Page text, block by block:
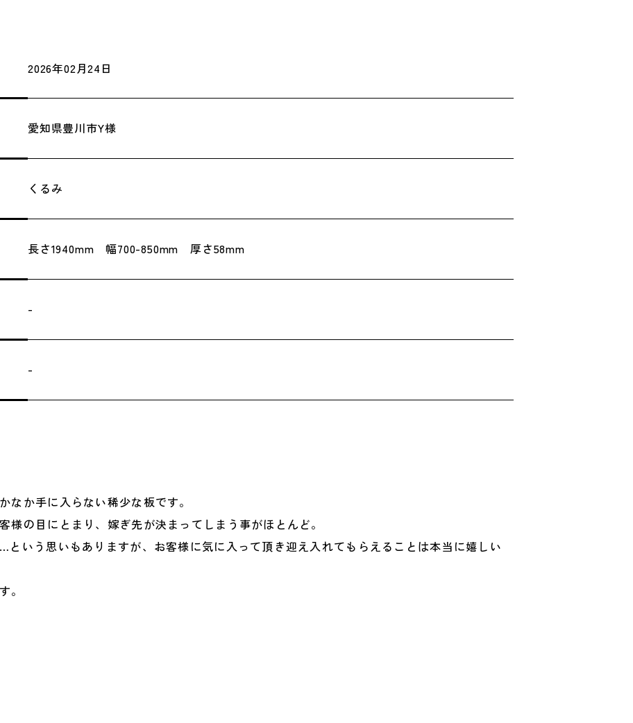
2026年02月24日
愛知県豊川市Y様
くるみ
長さ1940mm 幅700-850mm 厚さ58mm
-
-
なか手に入らない稀少な板です。
様の目にとまり、嫁ぎ先が決まってしまう事がほとんど。
という思いもありますが、お客様に気に入って頂き迎え入れてもらえることは本当に嬉しい
。